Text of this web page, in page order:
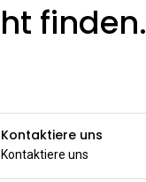
finden.
Kontaktiere uns
Kontaktiere uns